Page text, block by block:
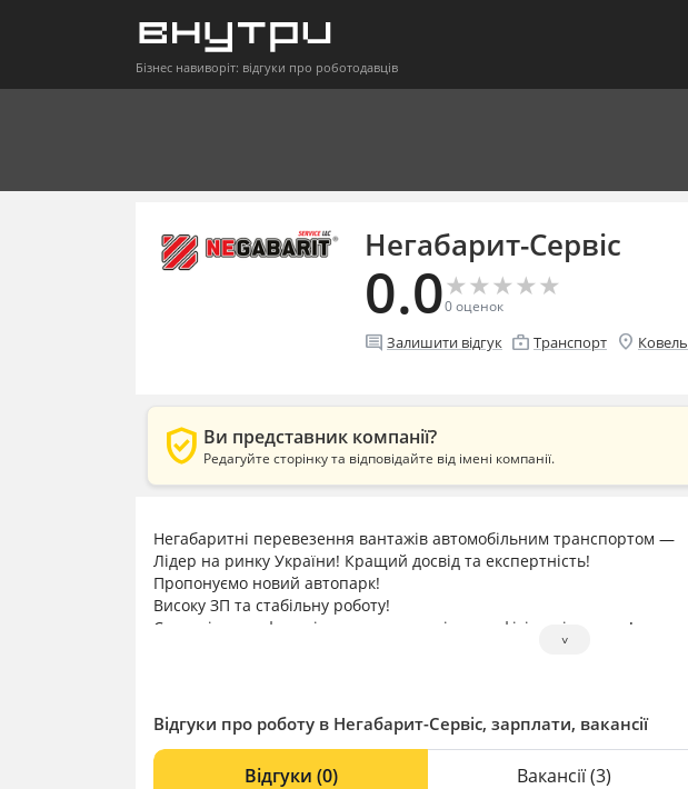
Бізнес навиворіт: відгуки про роботодавців
Негабарит-Сервіс
0.0★
★★
★★
★★
★★
★
0оценок
comment Залишити відгук enterprise Транспорт location_on Ковель
verified_user Ви представник компанії?
Редагуйте сторінку та відповідайте від імені компанії.
Негабаритні перевезення вантажів автомобільним транспортом —
Лідер на ринку України! Кращий досвід та експертність!
Пропонуємо новий автопарк!
Високу ЗП та стабільну роботу!
Сучасні та комфортні умови для праці- як в офісі так і на авто!
˅
Відгуки про роботу в Негабарит-Сервіс, зарплати, вакансії
Відгуки (0) Вакансії(3)